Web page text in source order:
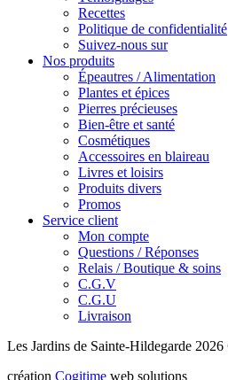
Recettes
Politique de confidentialité
Suivez-nous sur
Nos produits
Épeautres / Alimentation
Plantes et épices
Pierres précieuses
Bien-être et santé
Cosmétiques
Accessoires en blaireau
Livres et loisirs
Produits divers
Promos
Service client
Mon compte
Questions / Réponses
Relais / Boutique & soins
C.G.V
C.G.U
Livraison
Les Jardins de Sainte-Hildegarde
création Cogitime web solutions